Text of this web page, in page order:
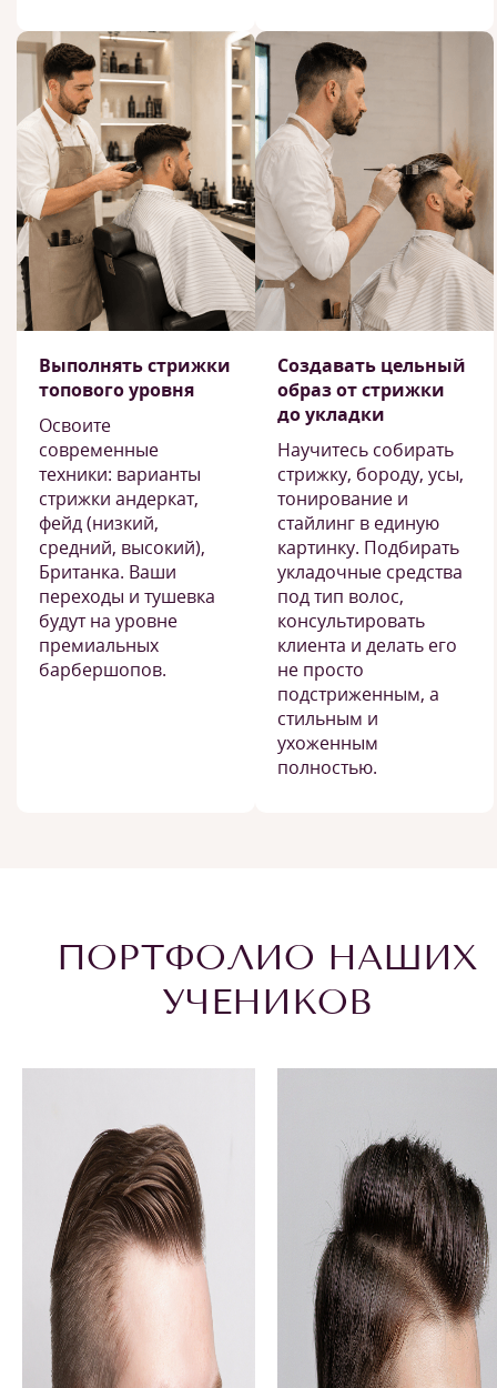
Выполнять стрижки
топового уровня
Освоите
современные
техники: варианты
стрижки андеркат,
фейд (низкий,
средний, высокий),
Британка. Ваши
переходы и тушевка
будут на уровне
премиальных
барбершопов.
Создавать цельный
образ от стрижки
до укладки
Научитесь собирать
стрижку, бороду, усы,
тонирование и
стайлинг в единую
картинку. Подбирать
укладочные средства
под тип волос,
консультировать
клиента и делать его
не просто
подстриженным, а
стильным и
ухоженным
полностью.
ПОРТФОЛИО НАШИХ
УЧЕНИКОВ